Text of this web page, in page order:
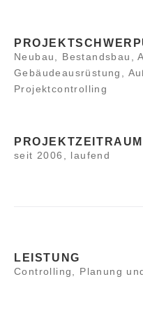
Neubau, Bestandsbau,
Gebäudeausrüstung,
Projektcontrolling
PROJEKTZEITRAUM
seit 2006, laufend
LEISTUNG
Controlling, Planung